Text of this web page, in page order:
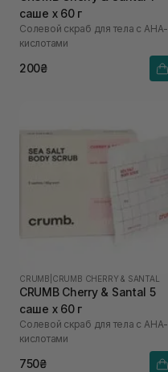
саше х 60 г
Солевой скраб для тела с AHA-
кислотами
200₴
CRUMB CRUMB CHERRY & SANTAL
CRUMB Cherry & Santal 5
саше х 60 г
Солевой скраб для тела с AHA-
кислотами
750₴